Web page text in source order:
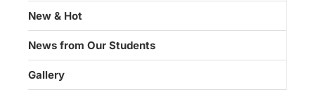
New & Hot
News from Our Students
Gallery